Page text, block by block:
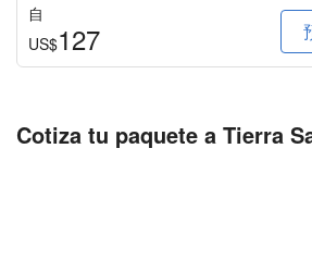
自
US$127
Cotiza tu paquete a Tierra